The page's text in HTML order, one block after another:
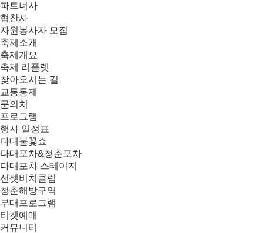
파트너사
협찬사
자원봉사자 모집
축제소개
축제개요
축제 리플렛
찾아오시는 길
교통통제
문의처
프로그램
행사 일정표
다대불꽃쇼
다대포차&청춘포차
다대포차 스테이지
선셋비치클럽
청춘해방구역
부대프로그램
티켓예매
커뮤니티